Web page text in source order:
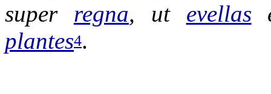
super regna, ut evellas
plantes4.